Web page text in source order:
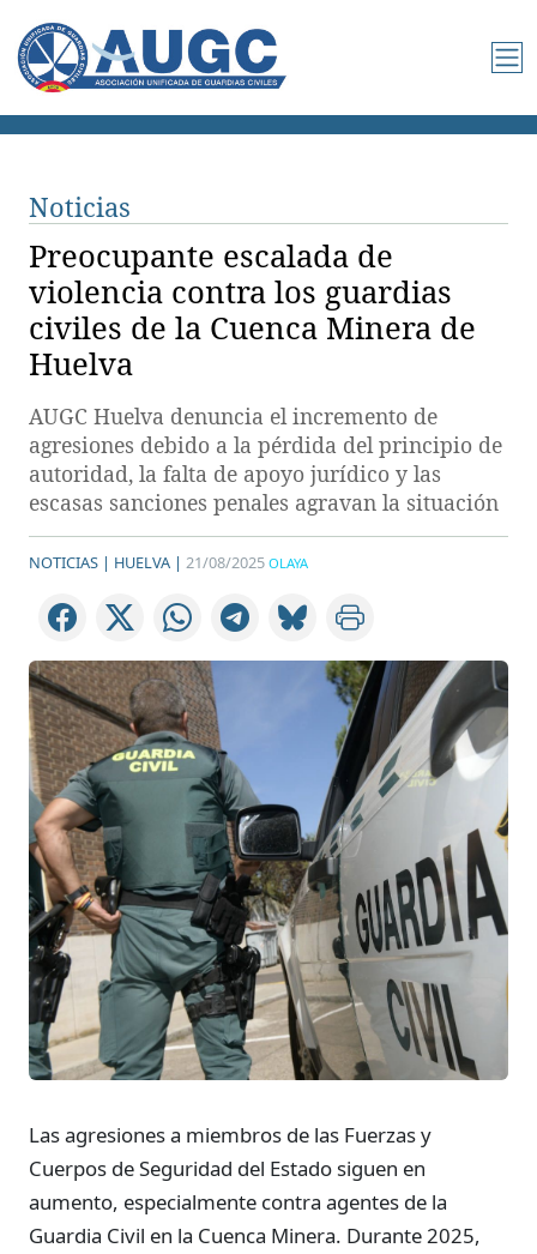
Noticias
Preocupante escalada de
violencia contra los guardias
civiles de la Cuenca Minera de
Huelva
AUGC Huelva denuncia el incremento de
agresiones debido a la pérdida del principio de
autoridad, la falta de apoyo jurídico y las
escasas sanciones penales agravan la situación
NOTICIAS | HUELVA | 21/08/2025 OLAYA
Las agresiones a miembros de las Fuerzas y
Cuerpos de Seguridad del Estado siguen en
aumento, especialmente contra agentes de la
Guardia Civil en la Cuenca Minera. Durante 2025,